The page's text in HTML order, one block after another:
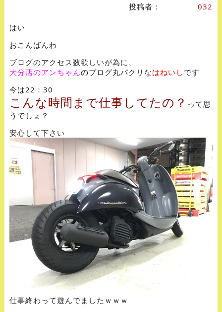
投稿者：
032
はい
おこんばんわ
ブログのアクセス数欲しいが為に、
大分店のアンちゃんのブログ丸パクリなはねいし です
今は22：30
こんな時間まで仕事してたの？ って思
うでしょ？
安心して下さい
仕事終わって遊んでましたｗｗｗ